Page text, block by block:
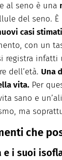
al seno è una
del seno.
casi
con un
registra infatti
dell’età. Una
vita. Per
sano e
ma
che
e i suoi